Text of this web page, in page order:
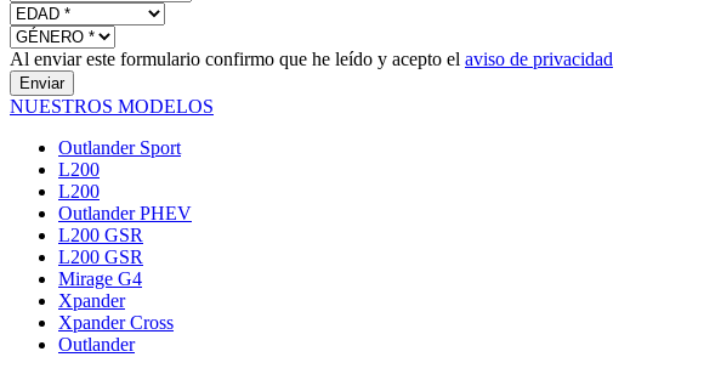
Al enviar este formulario confirmo que he leído y acepto el aviso de privacidad
Enviar
NUESTROS MODELOS
Outlander Sport
L200
L200
Outlander PHEV
L200 GSR
L200 GSR
Mirage G4
Xpander
Xpander Cross
Outlander